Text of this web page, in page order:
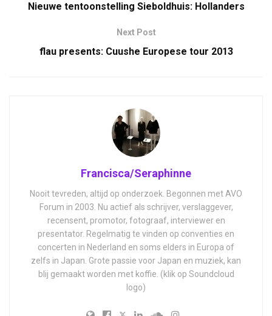
Nieuwe tentoonstelling Sieboldhuis: Hollanders
Next Post
flau presents: Cuushe Europese tour 2013
Francisca/Seraphinne
Nooit tevreden, altijd op onderzoek. Begonnen met AVO
Forum in 2003. Nu actief als schrijver, verslaggever,
recensent, promotor, fotograaf, interviewer en
presentator. Regelmatig te vinden op conventies en
concerten in Nederland en soms elders in Europa of
zelfs in Japan. Grote passie voor Japan en muziek, kan
blij gemaakt worden met koffie. (klik op Soundcloud
logo)